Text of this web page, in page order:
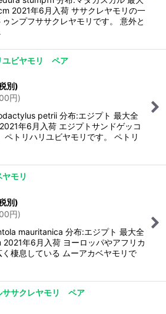
2021年6月入荷 ササクレヤモリの一
ンプフササクレヤモリです。 意外と
ユビヤモリ ペア
別)
円)
petrii 分布:エジプト 最大全
年6月入荷 エジプトサンドゲッコ
ペトリハリユビヤモリです。 ペトリ
モリ
別)
円)
mauritanica 分布:エジプト 最大全
2021年6月入荷 ヨーロッパやアフリカ
棲息している ムーアカベヤモリで
ササクレヤモリ ペア